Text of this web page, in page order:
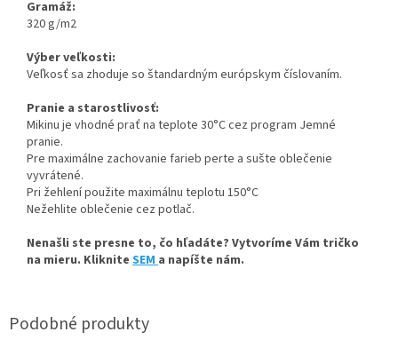
Gramáž:
320 g/m2
Výber veľkosti:
Veľkosť sa zhoduje so štandardným európskym číslovaním.
Pranie a starostlivosť:
Mikinu je vhodné prať na teplote 30°C cez program Jemné
pranie.
Pre maximálne zachovanie farieb perte a sušte oblečenie
vyvrátené.
Pri žehlení použite maximálnu teplotu 150°C
Nežehlite oblečenie cez potlač.
Nenašli ste presne to, čo hľadáte? Vytvoríme Vám tričko
na mieru. Kliknite SEM a napíšte nám.